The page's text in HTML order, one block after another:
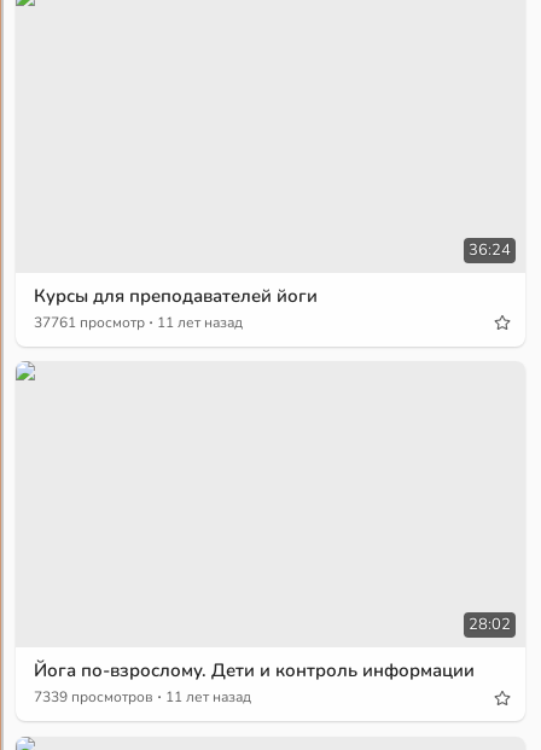
36:24
Курсы для преподавателей йоги
37761 просмотр · 11 лет назад
28:02
Йога по-взрослому. Дети и контроль информации
7339 просмотров · 11 лет назад